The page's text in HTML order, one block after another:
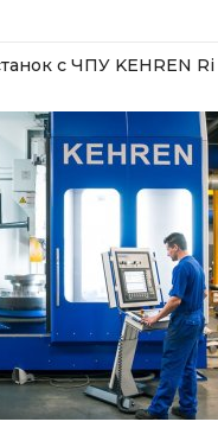
с ЧПУ KEHREN Ri